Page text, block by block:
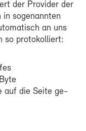
der Pro­vi­der der
so­ge­nann­ten
an uns
so pro­to­kol­liert:
auf die Sei­te ge­